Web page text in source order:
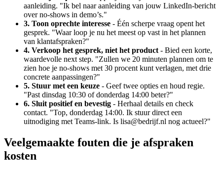
aanleiding. "Ik bel naar aanleiding van jouw LinkedIn-bericht
over no-shows in demo’s."
3. Toon oprechte interesse - Één scherpe vraag opent het
gesprek. "Waar loop je nu het meest op vast in het plannen
van klantafspraken?"
4. Verkoop het gesprek, niet het product- Bied een korte,
waardevolle next step. "Zullen we 20 minuten plannen om te
zien hoe je no-shows met 30 procent kunt verlagen, met drie
concrete aanpassingen?"
5. Stuur met een keuze - Geef twee opties en houd regie.
"Past dinsdag 10:30 of donderdag 14:00 beter?"
6. Sluit positief en bevestig - Herhaal details en check
contact. "Top, donderdag 14:00. Ik stuur direct een
uitnodiging met Teams-link. Is lisa@bedrijf.nl nog actueel?"
Veelgemaakte fouten die je afspraken
kosten